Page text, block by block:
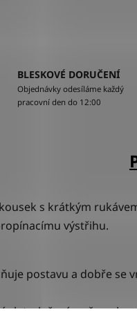
BLESKOVÉ DORUČENÍ
Objednávky odesíláme každý
pracovní den do 12:00
s krátkým
výstřihu.
postavu a dobře se
složení směs